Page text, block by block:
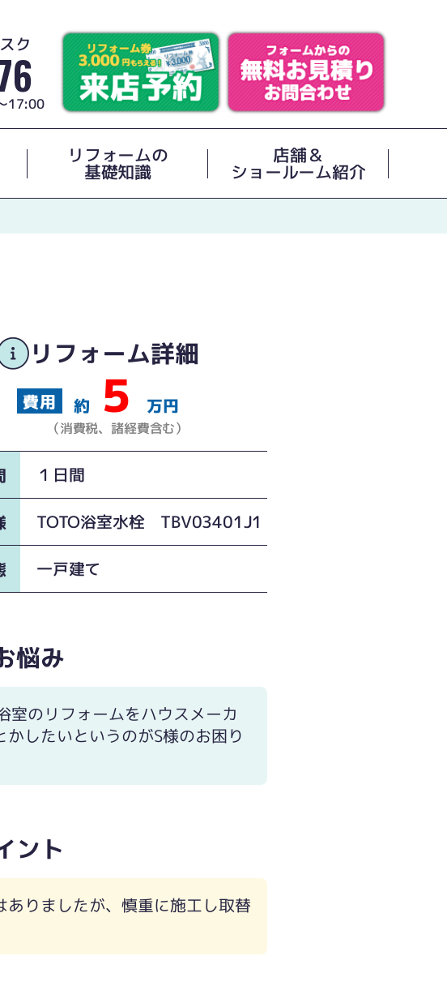
ク
17:00
リフォームの
基礎知識
店舗＆
ショールーム紹介
リフォーム詳細
約 ５ 万円
（消費税、諸経費含む）
１日間
TOTO浴室水栓 TBV03401J1
一戸建て
悩み
室のリフォームをハウスメーカ
したいというのがS様のお困り
ント
りましたが、慎重に施工し取替